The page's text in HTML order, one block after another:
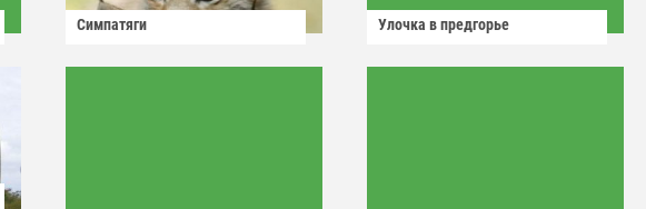
Симпатяги Улочка в предгорье